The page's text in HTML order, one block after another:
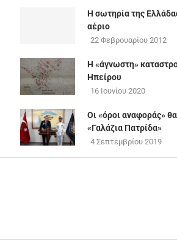
Η σωτηρία της
αέριο
22 Φεβρουαρίου 2012
Η «άγνωστη»
Ηπείρου
16 Ιουνίου 2020
Οι «όροι αναφοράς»
«Γαλάζια Πατρίδα»
4 Σεπτεμβρίου 2019